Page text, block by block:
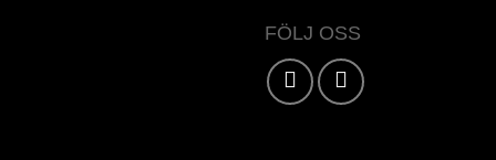
FÖLJ OSS